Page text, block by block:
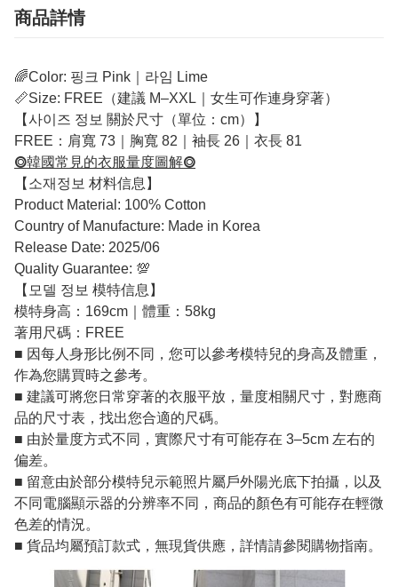
商品詳情
🌈Color: 핑크 Pink｜라임 Lime
📏Size: FREE（建議 M–XXL｜女生可作連身穿著）
【사이즈 정보 關於尺寸（單位：cm）】
FREE：肩寬 73｜胸寬 82｜袖長 26｜衣長 81
⭗韓國常見的衣服量度圖解⭗
【소재정보 材料信息】
Product Material: 100% Cotton
Country of Manufacture: Made in Korea
Release Date: 2025/06
Quality Guarantee: 💯
【모델 정보 模特信息】
模特身高：169cm｜體重：58kg
著用尺碼：FREE
■ 因每人身形比例不同，您可以參考模特兒的身高及體重，
作為您購買時之參考。
■ 建議可將您日常穿著的衣服平放，量度相關尺寸，對應商
品的尺寸表，找出您合適的尺碼。
■ 由於量度方式不同，實際尺寸有可能存在 3–5cm 左右的
偏差。
■ 留意由於部分模特兒示範照片屬戶外陽光底下拍攝，以及
不同電腦顯示器的分辨率不同，商品的顏色有可能存在輕微
色差的情況。
■ 貨品均屬預訂款式，無現貨供應，詳情請參閱購物指南。